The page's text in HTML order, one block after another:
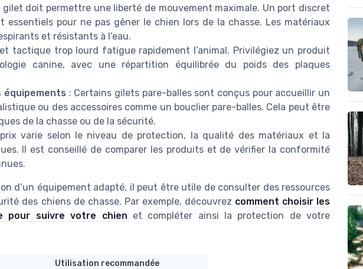
gilet doit permettre une liberté de mouvement maximale. Un port discret
pour ne pas gêner le chien lors de la chasse. Les matériaux
et résistants à l’eau.
tactique trop lourd fatigue rapidement l’animal. Privilégiez un produit
canine, avec une répartition équilibrée du poids des plaques
équipements : Certains gilets pare-balles sont conçus pour accueillir un
ou des accessoires comme un bouclier pare-balles. Cela peut être
de la chasse ou de la sécurité.
varie selon le niveau de protection, la qualité des matériaux et la
Il est conseillé de comparer les produits et de vérifier la conformité
d’un équipement adapté, il peut être utile de consulter des ressources
des chiens de chasse. Par exemple, découvrez comment choisir les
pour suivre votre chien et compléter ainsi la protection de votre
Utilisation recommandée